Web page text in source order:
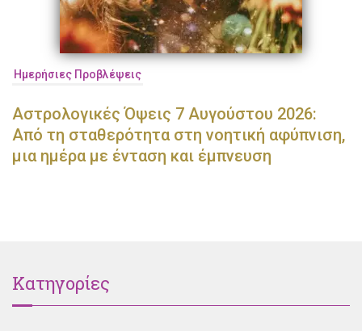
Ημερήσιες Προβλέψεις
Αστρολογικές Όψεις 7 Αυγούστου 2026:
Από τη σταθερότητα στη νοητική αφύπνιση,
μια ημέρα με ένταση και έμπνευση
Κατηγορίες